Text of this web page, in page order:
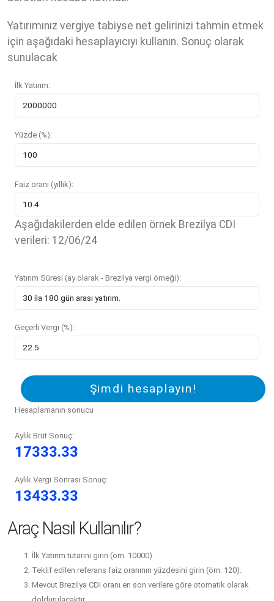
Yatırımınız vergiye tabiyse net gelirinizi tahmin etmek
için aşağıdaki hesaplayıcıyı kullanın. Sonuç olarak
sunulacak
İlk Yatırım:
Yüzde (%):
Faiz oranı (yıllık):
Aşağıdakilerden elde edilen örnek Brezilya CDI
verileri: 12/06/24
Yatırım Süresi (ay olarak - Brezilya vergi örneği):
Geçerli Vergi (%):
Şimdi hesaplayın!
Hesaplamanın sonucu
Aylık Brüt Sonuç:
17333.33
Aylık Vergi Sonrası Sonuç:
13433.33
Araç Nasıl Kullanılır?
İlk Yatırım tutarını girin (örn. 10000).
Teklif edilen referans faiz oranının yüzdesini girin (örn. 120).
Mevcut Brezilya CDI oranı en son verilere göre otomatik olarak